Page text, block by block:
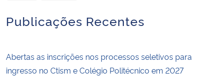
Publicações Recentes
Abertas as inscrições nos processos seletivos para
ingresso no Ctism e Colégio Politécnico em 2027